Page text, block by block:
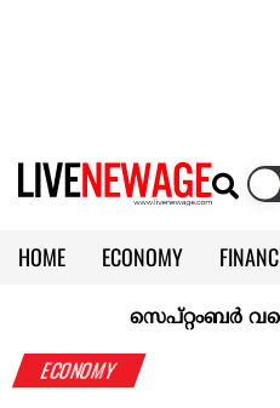
HOME ECONOMY
KERALA @70
സെപ്റ്റംബർ
ECONOMY